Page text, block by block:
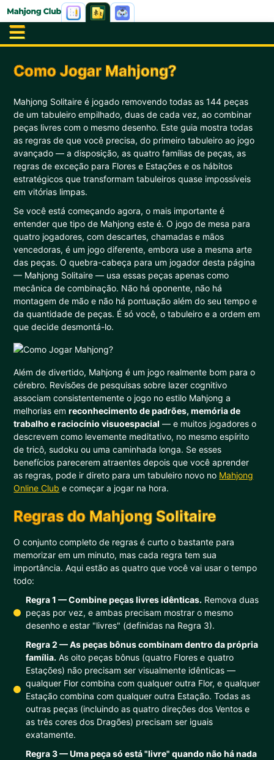
Como Jogar Mahjong?
Mahjong Solitaire é jogado removendo todas as 144 peças
de um tabuleiro empilhado, duas de cada vez, ao combinar
peças livres com o mesmo desenho. Este guia mostra todas
as regras de que você precisa, do primeiro tabuleiro ao jogo
avançado — a disposição, as quatro famílias de peças, as
regras de exceção para Flores e Estações e os hábitos
estratégicos que transformam tabuleiros quase impossíveis
em vitórias limpas.
Se você está começando agora, o mais importante é
entender que tipo de Mahjong este é. O jogo de mesa para
quatro jogadores, com descartes, chamadas e mãos
vencedoras, é um jogo diferente, embora use a mesma arte
das peças. O quebra-cabeça para um jogador desta página
— Mahjong Solitaire — usa essas peças apenas como
mecânica de combinação. Não há oponente, não há
montagem de mão e não há pontuação além do seu tempo e
da quantidade de peças. É só você, o tabuleiro e a ordem em
que decide desmontá-lo.
Além de divertido, Mahjong é um jogo realmente bom para o
cérebro. Revisões de pesquisas sobre lazer cognitivo
associam consistentemente o jogo no estilo Mahjong a
melhorias emreconhecimento de padrões, memória de
trabalho e raciocínio visuoespacial — e muitos jogadores o
descrevem como levemente meditativo, no mesmo espírito
de tricô, sudoku ou uma caminhada longa. Se esses
benefícios parecerem atraentes depois que você aprender
as regras, pode ir direto para um tabuleiro novo no Mahjong
Online Club e começar a jogar na hora.
Regras do Mahjong Solitaire
O conjunto completo de regras é curto o bastante para
memorizar em um minuto, mas cada regra tem sua
importância. Aqui estão as quatro que você vai usar o tempo
todo:
Regra 1 — Combine peças livres idênticas. Remova duas
peças por vez, e ambas precisam mostrar o mesmo
desenho e estar "livres" (definidas na Regra 3).
Regra 2 — As peças bônus combinam dentro da própria
família. As oito peças bônus (quatro Flores e quatro
Estações) não precisam ser visualmente idênticas —
qualquer Flor combina com qualquer outra Flor, e qualquer
Estação combina com qualquer outra Estação. Todas as
outras peças (incluindo as quatro direções dos Ventos e
as três cores dos Dragões) precisam ser iguais
exatamente.
Regra 3 — Uma peça só está "livre" quando não há nada